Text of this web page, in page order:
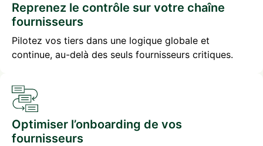
Reprenez le contrôle sur votre chaîne
fournisseurs
Pilotez vos tiers dans une logique globale et
continue, au-delà des seuls fournisseurs critiques.
Optimiser l’onboarding de vos
fournisseurs